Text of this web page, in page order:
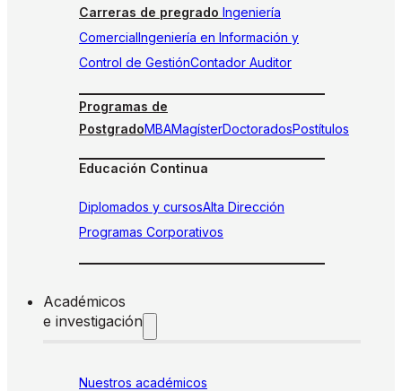
Carreras de pregrado Ingeniería
ComercialIngeniería en Información y
Control de GestiónContador Auditor
Programas de
PostgradoMBAMagísterDoctoradosPostítulos
Educación Continua
Diplomados y cursosAlta Dirección
Programas Corporativos
Académicos
e investigación
Nuestros académicos